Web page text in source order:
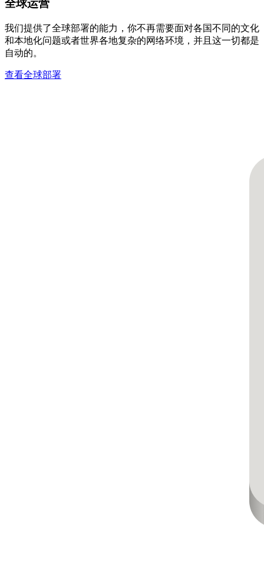
全球运营
我们提供了全球部署的能力，你不再需要面对各国不同的文化
和本地化问题或者世界各地复杂的网络环境，并且这一切都是
自动的。
查看全球部署